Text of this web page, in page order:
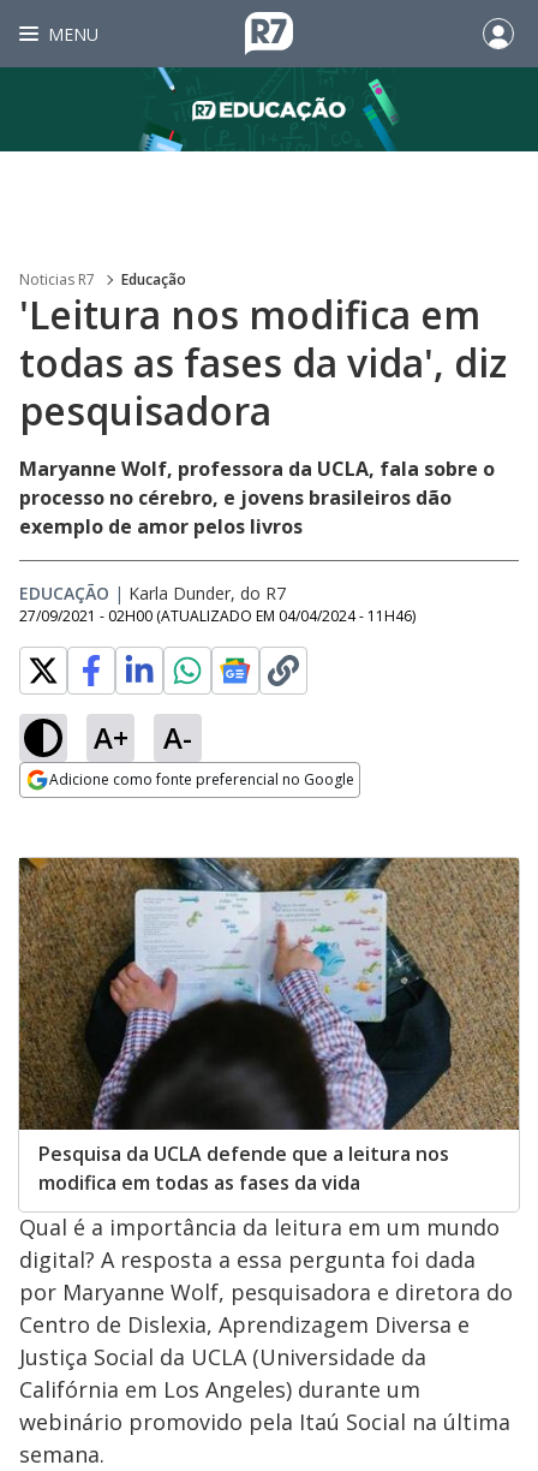
MENU
Noticias R7 Educação
'Leitura nos modifica em
todas as fases da vida', diz
pesquisadora
Maryanne Wolf, professora da UCLA, fala sobre o
processo no cérebro, e jovens brasileiros dão
exemplo de amor pelos livros
EDUCAÇÃO | Karla Dunder, do R7
27/09/2021 - 02H00 (ATUALIZADO EM 04/04/2024 - 11H46)
A+ A-
Adicione como fonte preferencial no Google
Pesquisa da UCLA defende que a leitura nos
modifica em todas as fases da vida
Qual é a importância da leitura em um mundo
digital? A resposta a essa pergunta foi dada
por Maryanne Wolf, pesquisadora e diretora do
Centro de Dislexia, Aprendizagem Diversa e
Justiça Social da UCLA (Universidade da
Califórnia em Los Angeles) durante um
webinário promovido pela Itaú Social na última
semana.